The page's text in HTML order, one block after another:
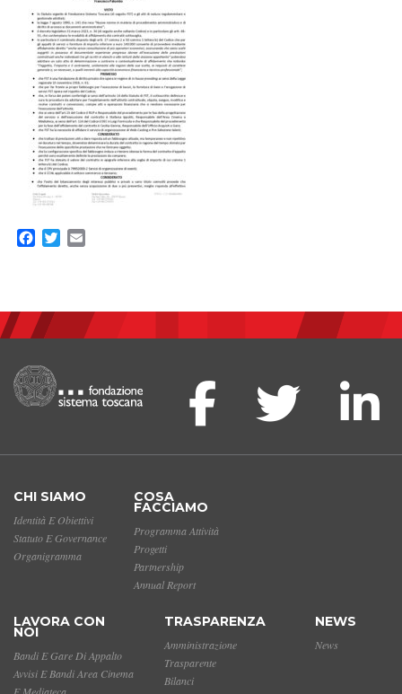
Facebook
Twitter
CHI SIAMO
Identità E Obiettivi
Statuto E Governance
Organigramma
COSA
FACCIAMO
Programma Attività
Progetti
Partnership
Annual Report
LAVORA CON
NOI
Bandi E Gare Di Appalto
Avvisi E Bandi Area Cinema
E Mediateca
TRASPARENZA
Amministrazione
Trasparente
Bilanci
NEWS
News